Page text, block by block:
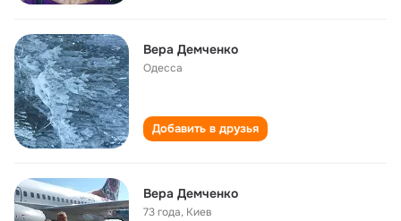
Вера Демченко
Одесса
Добавить в друзья
Вера Демченко
73 года, Киев